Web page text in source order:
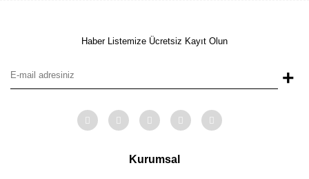
Haber Listemize Ücretsiz Kayıt Olun
+
Kurumsal